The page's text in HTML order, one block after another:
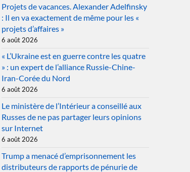
Projets de vacances. Alexander Adelfinsky
: Il en va exactement de même pour les «
projets d’affaires »
6 août 2026
« L’Ukraine est en guerre contre les quatre
» : un expert de l’alliance Russie-Chine-
Iran-Corée du Nord
6 août 2026
Le ministère de l’Intérieur a conseillé aux
Russes de ne pas partager leurs opinions
sur Internet
6 août 2026
Trump a menacé d’emprisonnement les
distributeurs de rapports de pénurie de